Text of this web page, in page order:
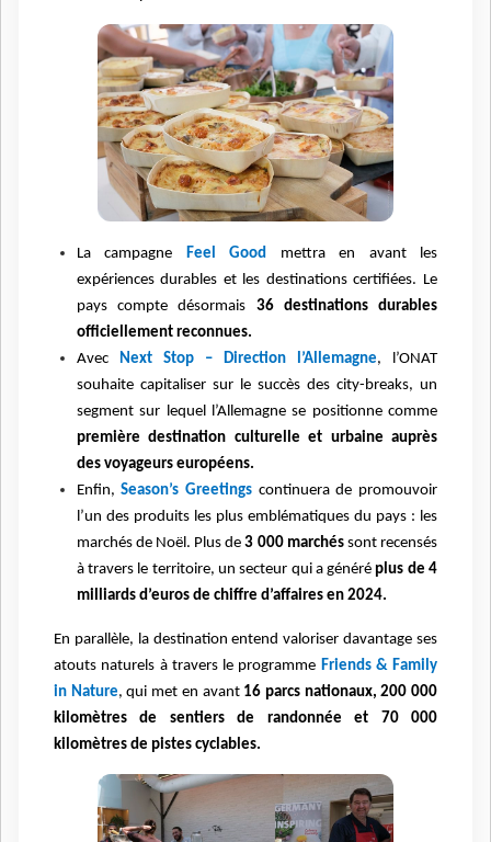
La campagne Feel Good
mettra en avant les
expériences durables et les destinations certifiées. Le
pays compte désormais 36 destinations durables
officiellement reconnues.
Avec
Next Stop – Direction l’Allemagne, l’ONAT
souhaite capitaliser sur le succès des city-breaks, un
segment sur lequel l’Allemagne se positionne comme
première destination culturelle et urbaine auprès
des voyageurs européens.
Enfin,Season’s Greetings continuera de promouvoir
l’un des produits les plus emblématiques du pays : les
marchés de Noël. Plus de3 000 marchéssont recensés
à travers le territoire, un secteur qui a généréplus de 4
milliards d’euros de chiffre d’affaires en 2024.
En parallèle, la destination entend valoriser davantage ses
atouts naturels à travers le programme Friends & Family
in Nature, qui met en avant 16 parcs nationaux, 200 000
kilomètres de sentiers de randonnée et 70 000
kilomètres de pistes cyclables.